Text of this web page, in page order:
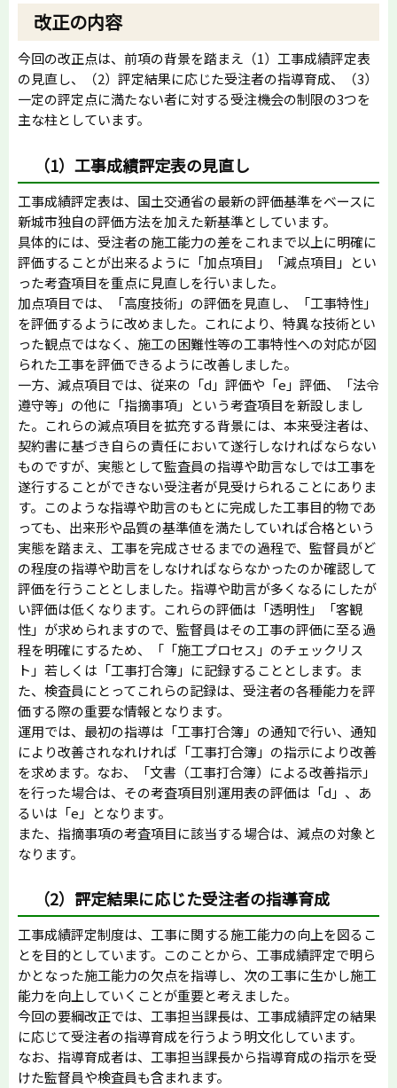
改正の内容
今回の改正点は、前項の背景を踏まえ（1）工事成績評定表
の見直し、（2）評定結果に応じた受注者の指導育成、（3）
一定の評定点に満たない者に対する受注機会の制限の3つを
主な柱としています。
（1）工事成績評定表の見直し
工事成績評定表は、国土交通省の最新の評価基準をベースに
新城市独自の評価方法を加えた新基準としています。
具体的には、受注者の施工能力の差をこれまで以上に明確に
評価することが出来るように「加点項目」「減点項目」とい
った考査項目を重点に見直しを行いました。
加点項目では、「高度技術」の評価を見直し、「工事特性」
を評価するように改めました。これにより、特異な技術とい
った観点ではなく、施工の困難性等の工事特性への対応が図
られた工事を評価できるように改善しました。
一方、減点項目では、従来の「d」評価や「e」評価、「法令
遵守等」の他に「指摘事項」という考査項目を新設しまし
た。これらの減点項目を拡充する背景には、本来受注者は、
契約書に基づき自らの責任において遂行しなければならない
ものですが、実態として監査員の指導や助言なしでは工事を
遂行することができない受注者が見受けられることにありま
す。このような指導や助言のもとに完成した工事目的物であ
っても、出来形や品質の基準値を満たしていれば合格という
実態を踏まえ、工事を完成させるまでの過程で、監督員がど
の程度の指導や助言をしなければならなかったのか確認して
評価を行うこととしました。指導や助言が多くなるにしたが
い評価は低くなります。これらの評価は「透明性」「客観
性」が求められますので、監督員はその工事の評価に至る過
程を明確にするため、「「施工プロセス」のチェックリス
ト」若しくは「工事打合簿」に記録することとします。ま
た、検査員にとってこれらの記録は、受注者の各種能力を評
価する際の重要な情報となります。
運用では、最初の指導は「工事打合簿」の通知で行い、通知
により改善されなれければ「工事打合簿」の指示により改善
を求めます。なお、「文書（工事打合簿）による改善指示」
を行った場合は、その考査項目別運用表の評価は「d」、あ
るいは「e」となります。
また、指摘事項の考査項目に該当する場合は、減点の対象と
なります。
（2）評定結果に応じた受注者の指導育成
工事成績評定制度は、工事に関する施工能力の向上を図るこ
とを目的としています。このことから、工事成績評定で明ら
かとなった施工能力の欠点を指導し、次の工事に生かし施工
能力を向上していくことが重要と考えました。
今回の要綱改正では、工事担当課長は、工事成績評定の結果
に応じて受注者の指導育成を行うよう明文化しています。
なお、指導育成者は、工事担当課長から指導育成の指示を受
けた監督員や検査員も含まれます。